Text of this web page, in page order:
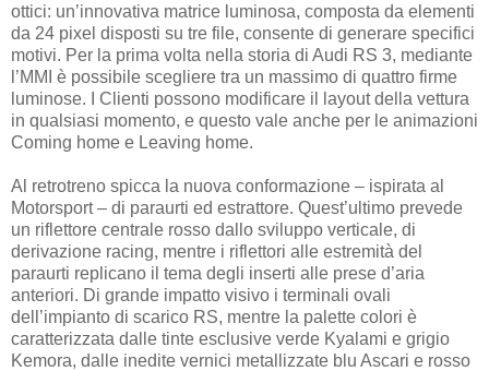
ottici: un’innovativa matrice luminosa, composta da elementi
da 24 pixel disposti su tre file, consente di generare specifici
motivi. Per la prima volta nella storia di Audi RS 3, mediante
l’MMI è possibile scegliere tra un massimo di quattro firme
luminose. I Clienti possono modificare il layout della vettura
in qualsiasi momento, e questo vale anche per le animazioni
Coming home e Leaving home.
Al retrotreno spicca la nuova conformazione – ispirata al
Motorsport – di paraurti ed estrattore. Quest’ultimo prevede
un riflettore centrale rosso dallo sviluppo verticale, di
derivazione racing, mentre i riflettori alle estremità del
paraurti replicano il tema degli inserti alle prese d’aria
anteriori. Di grande impatto visivo i terminali ovali
dell’impianto di scarico RS, mentre la palette colori è
caratterizzata dalle tinte esclusive verde Kyalami e grigio
Kemora, dalle inedite vernici metallizzate blu Ascari e rosso